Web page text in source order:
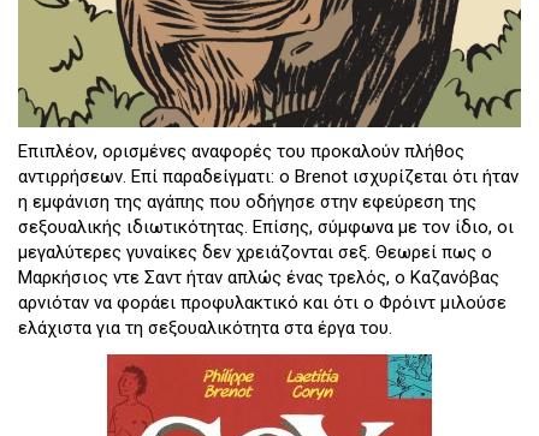
Επιπλέον, ορισμένες αναφορές του προκαλούν πλήθος
αντιρρήσεων. Επί παραδείγματι: ο Brenot ισχυρίζεται ότι ήταν
η εμφάνιση της αγάπης που οδήγησε στην εφεύρεση της
σεξουαλικής ιδιωτικότητας. Επίσης, σύμφωνα με τον ίδιο, οι
μεγαλύτερες γυναίκες δεν χρειάζονται σεξ. Θεωρεί πως ο
Μαρκήσιος ντε Σαντ ήταν απλώς ένας τρελός, ο Καζανόβας
αρνιόταν να φοράει προφυλακτικό και ότι ο Φρόιντ μιλούσε
ελάχιστα για τη σεξουαλικότητα στα έργα του.